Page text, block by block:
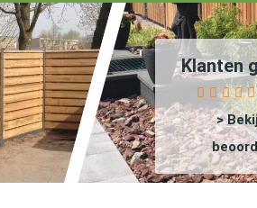
Klanten
>